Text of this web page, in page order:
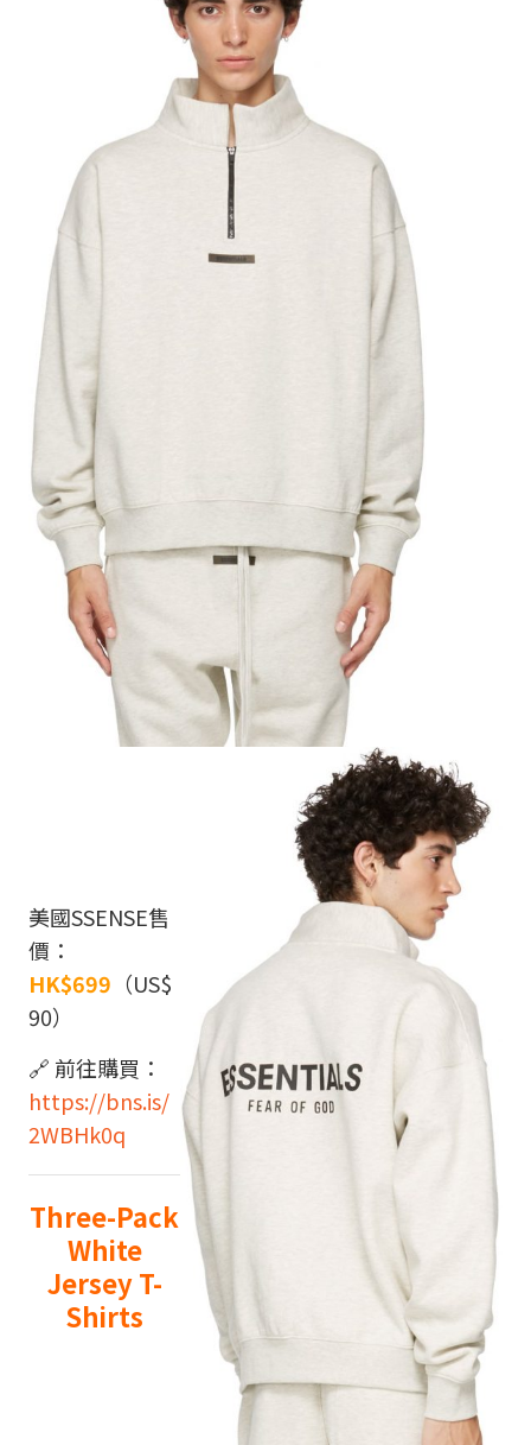
美國SSENSE售
價：
HK$699 （US$
90）
🔗 前往購買：
https://bns.is/
2WBHk0q
Three-Pack
White
Jersey T-
Shirts